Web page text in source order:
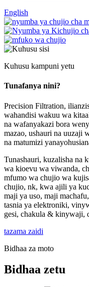
English
Kuhusu kampuni yetu
Tunafanya nini?
Precision Filtration,
wahandisi wakuu wa
na wafanyakazi bora
mazao, ushauri na uuzaji
na matumizi
Tunashauri, kuzalisha na
wa kioevu wa viwanda,
mfumo wa chujio wa
chujio, nk, kwa ajili ya
maji ya uso, maji
tasnia ya elektroniki,
gesi, chakula & kinywaji,
tazama zaidi
Bidhaa za moto
Bidhaa zetu